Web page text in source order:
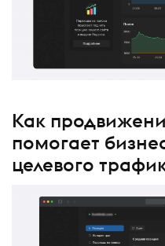
Как
помогает
целевого